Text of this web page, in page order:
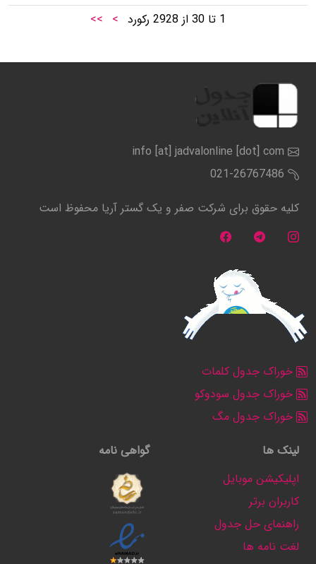
1 تا 30 از 2928 رکورد >
>>
info [at] jadvalonline [dot] com
021-26767486
کلیه حقوق برای شرکت صفر و یک گستر آریا محفوظ است
خوراک جدول کلمات
خوراک جدول سودوکو
خوراک جدول مگ
لینک ها
اپلیکیشن موبایل
کاربران برتر
راهنمای حل جدول
لغت نامه ها
گواهی نامه